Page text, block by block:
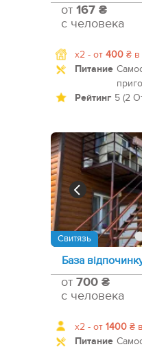
от 167 ₴
с человека
x2 - от 400 ₴ в
Питание
Рейтинг 5 (2
Свитязь
База
от 700 ₴
с человека
x2 - от 1400 ₴
Питание